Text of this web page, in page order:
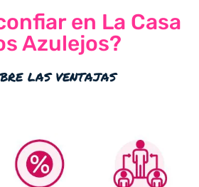
en La Casa
Azulejos?
las ventajas